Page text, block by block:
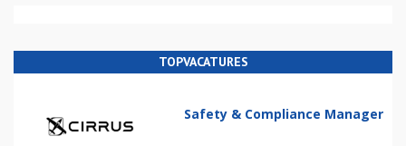
TOPVACATURES
Safety & Compliance Manager